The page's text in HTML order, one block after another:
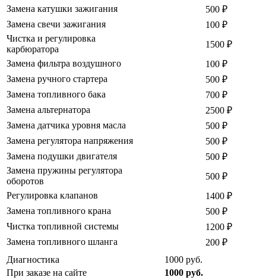
Замена катушки зажигания
500 ₽
Замена свечи зажигания
100 ₽
Чистка и регулировка
карбюратора
1500 ₽
Замена фильтра воздушного
100 ₽
Замена ручного стартера
500 ₽
Замена топливного бака
700 ₽
Замена альтернатора
2500 ₽
Замена датчика уровня масла
500 ₽
Замена регулятора напряжения
500 ₽
Замена подушки двигателя
500 ₽
Замена пружины регулятора
оборотов
500 ₽
Регулировка клапанов
1400 ₽
Замена топливного крана
500 ₽
Чистка топливной системы
1200 ₽
Замена топливного шланга
200 ₽
Диагностика
1000 руб.
При заказе на сайте
1000 руб.